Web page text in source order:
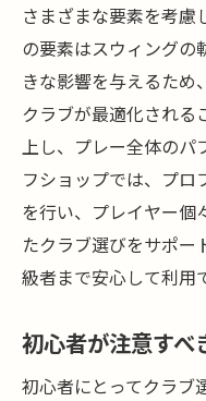
さまざまな要素を考慮
の要素はスウィングの
きな影響を与えるため
クラブが最適化される
上し、プレー全体のパ
フショップでは、プロ
を行い、プレイヤー個
たクラブ選びをサポー
級者まで安心して利用
初心者が注意すべ
初心者にとってクラブ